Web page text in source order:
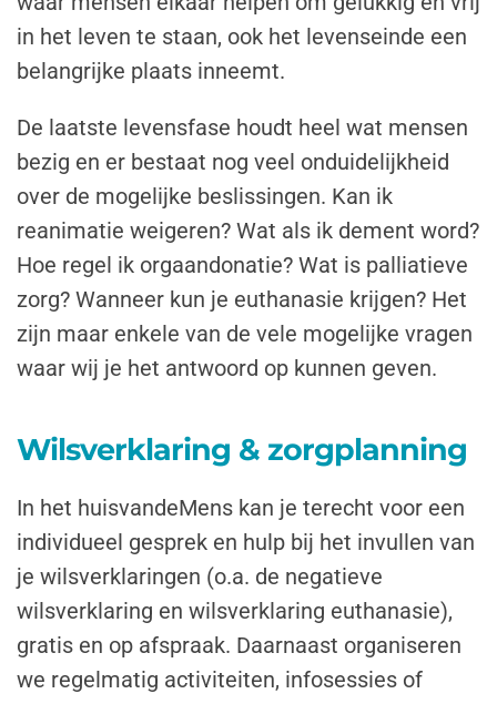
in het leven te staan, ook het levenseinde een
belangrijke plaats inneemt.
De laatste levensfase houdt heel wat mensen
bezig en er bestaat nog veel onduidelijkheid
over de mogelijke beslissingen. Kan ik
reanimatie weigeren? Wat als ik dement word?
Hoe regel ik orgaandonatie? Wat is palliatieve
zorg? Wanneer kun je euthanasie krijgen? Het
zijn maar enkele van de vele mogelijke vragen
waar wij je het antwoord op kunnen geven.
Wilsverklaring & zorgplanning
In het huisvandeMens kan je terecht voor een
individueel gesprek en hulp bij het invullen van
je wilsverklaringen (o.a. de negatieve
wilsverklaring en wilsverklaring euthanasie),
gratis en op afspraak. Daarnaast organiseren
we regelmatig activiteiten, infosessies of